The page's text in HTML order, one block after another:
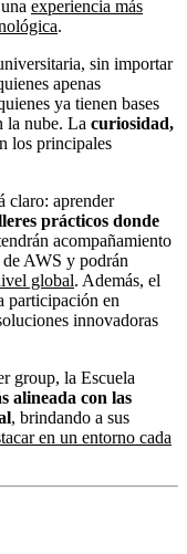
experiencia más
.
sin importar
apenas
ya tienen bases
la nube. La curiosidad,
los principales
claro: aprender
prácticos donde
acompañamiento
AWS y podrán
global. Además, el
participación en
innovadoras
group, la Escuela
alineada con las
, brindando a sus
en un entorno cada